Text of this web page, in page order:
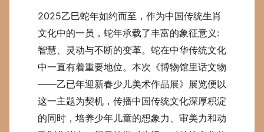
2025乙巳蛇年如约而至，作为中国传统生肖
文化中的一员，蛇年承载了丰富的象征意义:
智慧、灵动与不断的变革。蛇在中华传统文化
中一直有着重要地位。本次《博物馆里话文物
——乙已年迎新春少儿美术作品展》展览便以
这一主题为契机，传播中国传统文化深厚积淀
的同时，培养少年儿童的想象力、审美力和动